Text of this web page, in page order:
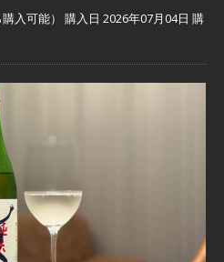
入可能） 購入日 2026年07月04日 購